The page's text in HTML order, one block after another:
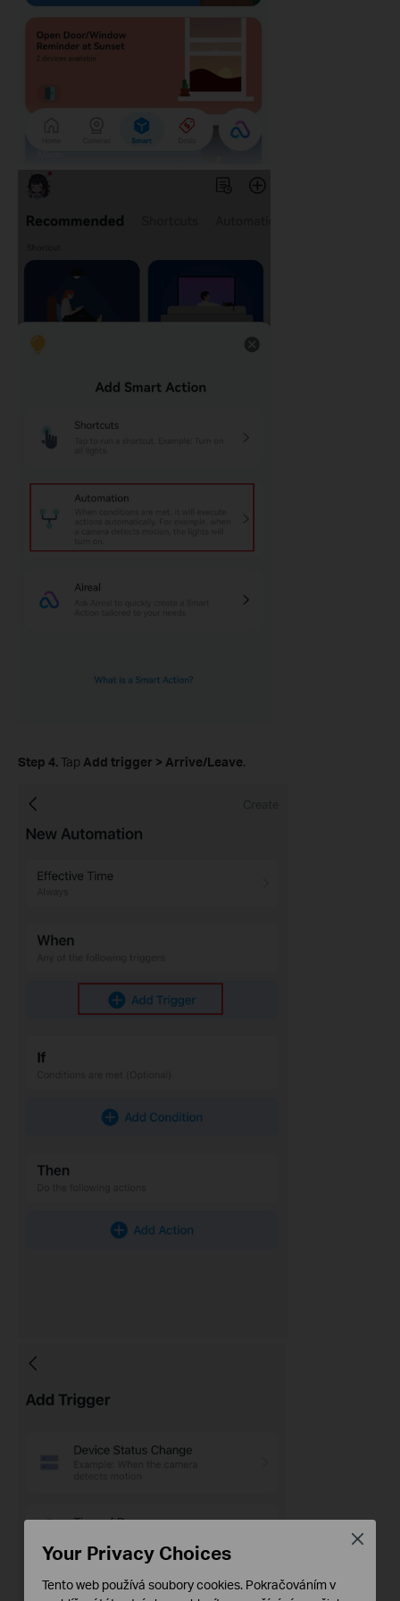
Step 4.Tap Add trigger > Arrive/Leave.
Your Privacy Choices
Tento web používá soubory cookies. Pokračováním v
Close